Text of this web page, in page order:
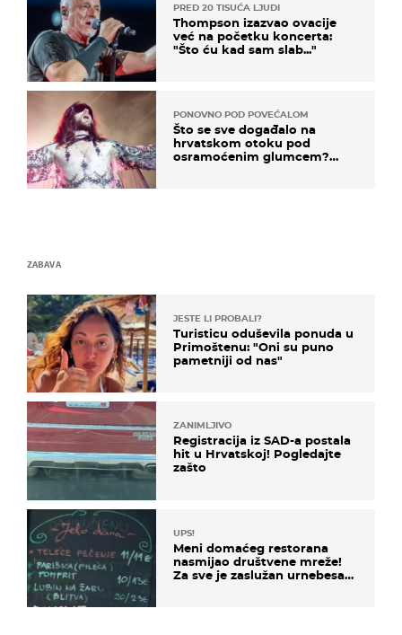
PRED 20 TISUĆA LJUDI
Thompson izazvao ovacije
već na početku koncerta:
"Što ću kad sam slab..."
PONOVNO POD POVEĆALOM
Što se sve događalo na
hrvatskom otoku pod
osramoćenim glumcem?
ZABAVA
JESTE LI PROBALI?
Turisticu oduševila ponuda u
Primoštenu: "Oni su puno
pametniji od nas"
ZANIMLJIVO
Registracija iz SAD-a postala
hit u Hrvatskoj! Pogledajte
zašto
UPS!
Meni domaćeg restorana
nasmijao društvene mreže!
Za sve je zaslužan urnebesan